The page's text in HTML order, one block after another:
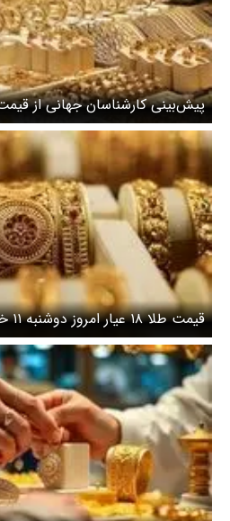
پیش‌بینی کارشناسان جهانی از قیمت
قیمت طلا ۱۸ عیار امروز دوشنبه ۱۱ خرداد ۱۴۰۵/ افزایش قیمت